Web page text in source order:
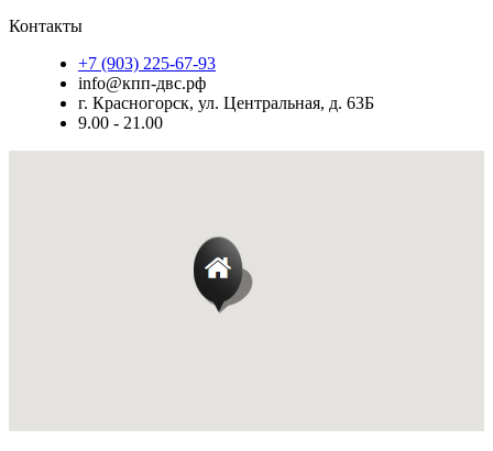
Контакты
+7 (903) 225-67-93
info@кпп-двс.рф
г. Красногорск, ул. Центральная, д. 63Б
9.00 - 21.00